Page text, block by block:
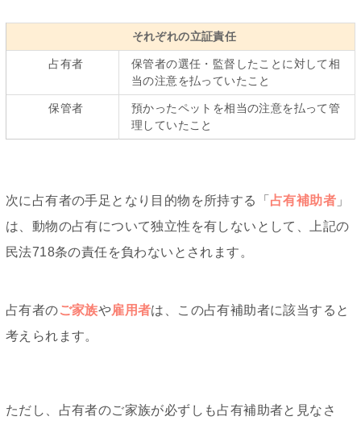
それぞれの立証責任
占有者
保管者の選任・監督したことに対して相
当の注意を払っていたこと
保管者
預かったペットを相当の注意を払って管
理していたこと
次に占有者の手足となり目的物を所持する「 占有補助者 」
は、動物の占有について独立性を有しないとして、上記の
民法718条の責任を負わないとされます。
占有者のご家族や雇用者は、この占有補助者に該当すると
考えられます。
ただし、占有者のご家族が必ずしも占有補助者と見なさ